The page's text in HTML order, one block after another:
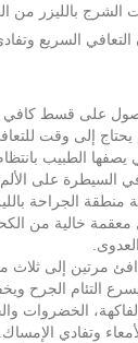
الشرج بالليزر من
التعافي السريع
على قسط كافي
يحتاج إلى وقت
يصفها الطبيب
السيطرة على الألم
الجراحة
معقمة خالية من
الخضروات
وتفادي الإمساك.